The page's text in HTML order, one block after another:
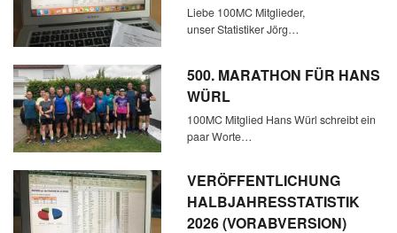
Liebe 100MC Mitglieder,
unser Statistiker Jörg…
500. MARATHON FÜR HANS
WÜRL
100MC Mitglied Hans Würl schreibt ein
paar Worte…
VERÖFFENTLICHUNG
HALBJAHRESSTATISTIK
2026 (VORABVERSION)